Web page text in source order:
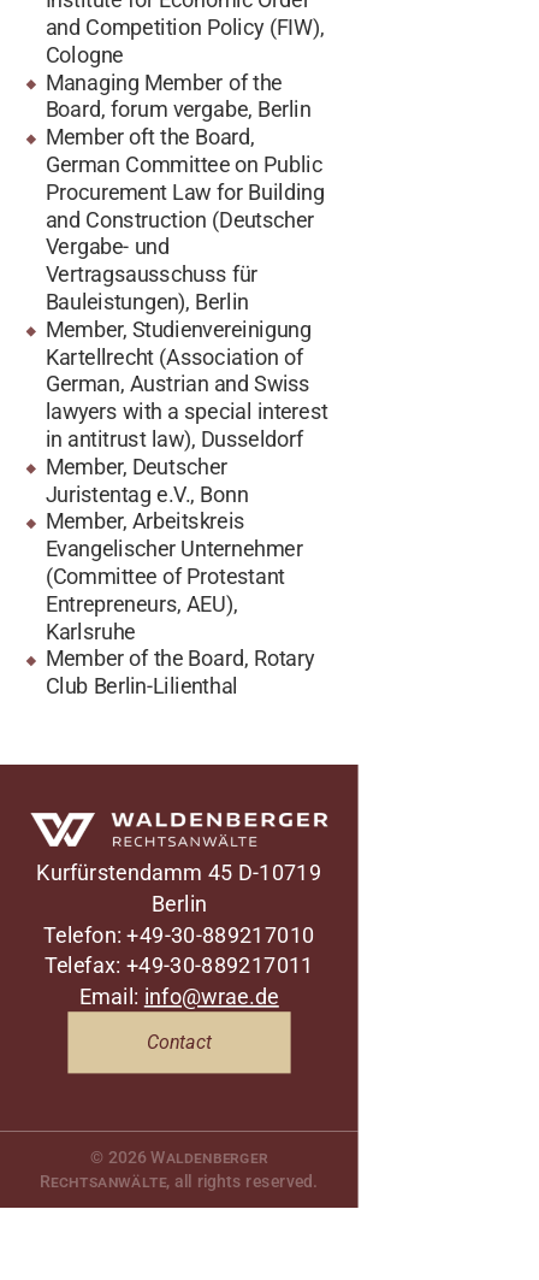
and Competition Policy (FIW),
Cologne
Managing Member of the
Board, forum vergabe, Berlin
Member oft the Board,
German Committee on Public
Procurement Law for Building
and Construction (Deutscher
Vergabe- und
Vertragsausschuss für
Bauleistungen), Berlin
Member, Studienvereinigung
Kartellrecht (Association of
German, Austrian and Swiss
lawyers with a special interest
in antitrust law), Dusseldorf
Member, Deutscher
Juristentag e.V., Bonn
Member, Arbeitskreis
Evangelischer Unternehmer
(Committee of Protestant
Entrepreneurs, AEU),
Karlsruhe
Member of the Board, Rotary
Club Berlin-Lilienthal
Waldenberger Rechtsanwälte
Kurfürstendamm 45 D-10719
Berlin
Telefon: +49-30-889217010
Telefax: +49-30-889217011
Email: info@wrae.de
Contact
© 2026Waldenberger
Rechtsanwälte, all rights reserved.